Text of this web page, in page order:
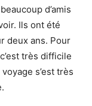
d’amis
Ils ont été
deux ans. Pour
très difficile
s’est très